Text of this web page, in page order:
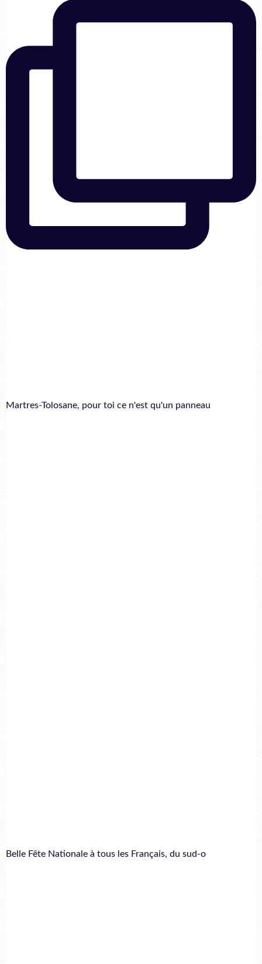
Martres-Tolosane, pour toi ce n'est qu'un panneau
Belle Fête Nationale à tous les Français, du sud-o